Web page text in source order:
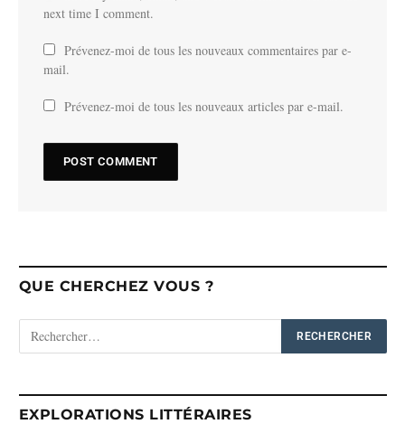
next time I comment.
Prévenez-moi de tous les nouveaux commentaires par e-
mail.
Prévenez-moi de tous les nouveaux articles par e-mail.
QUE CHERCHEZ VOUS ?
EXPLORATIONS LITTÉRAIRES